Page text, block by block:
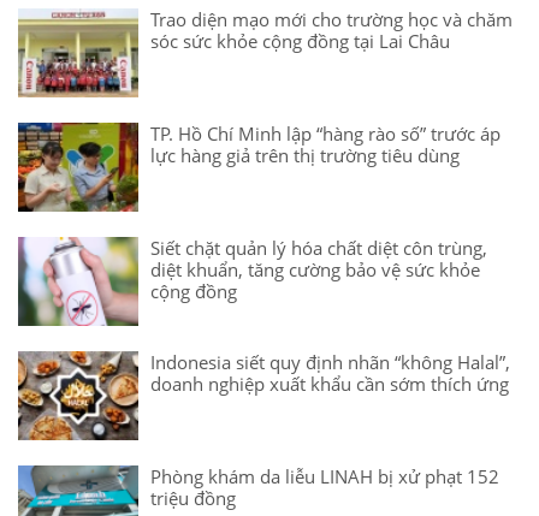
Trao diện mạo mới cho trường học và chăm
sóc sức khỏe cộng đồng tại Lai Châu
TP. Hồ Chí Minh lập “hàng rào số” trước áp
lực hàng giả trên thị trường tiêu dùng
Siết chặt quản lý hóa chất diệt côn trùng,
diệt khuẩn, tăng cường bảo vệ sức khỏe
cộng đồng
Indonesia siết quy định nhãn “không Halal”,
doanh nghiệp xuất khẩu cần sớm thích ứng
Phòng khám da liễu LINAH bị xử phạt 152
triệu đồng